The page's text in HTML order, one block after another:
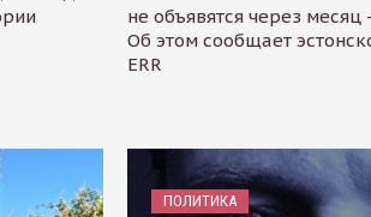
не объявятся через месяц
Об этом сообщает
ERR
ПОЛИТИКА